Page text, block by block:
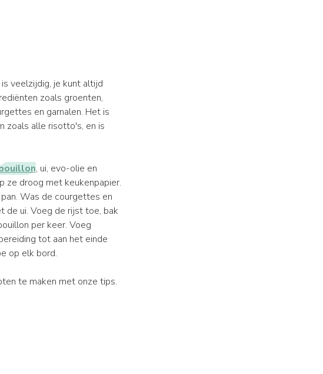
veelzijdig, je kunt altijd
zoals groenten,
en garnalen. Het is
zoals alle risotto's, en is
, ui, evo-olie en
ze droog met keukenpapier.
Was de courgettes en
de ui. Voeg de rijst toe, bak
per keer. Voeg
tot aan het einde
op elk bord.
te maken met onze tips.